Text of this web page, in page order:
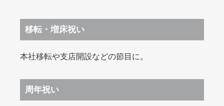
移転・増床祝い
本社移転や支店開設などの節目に。
周年祝い